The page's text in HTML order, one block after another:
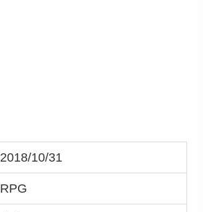
2018/10/31
RPG